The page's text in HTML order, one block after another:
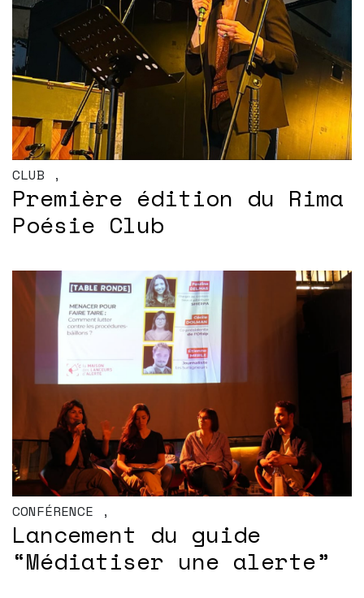
CLUB ,
Première édition du Rima
Poésie Club
CONFÉRENCE ,
Lancement du guide
“Médiatiser une alerte”